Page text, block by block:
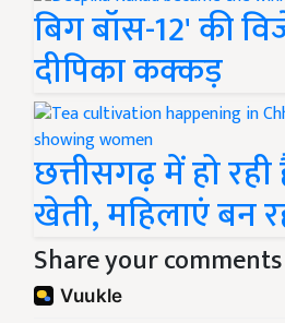
बिग बॉस-12' की
दीपिका कक्कड़
छत्तीसगढ़ में हो
खेती, महिलाएं बन
Share your comments